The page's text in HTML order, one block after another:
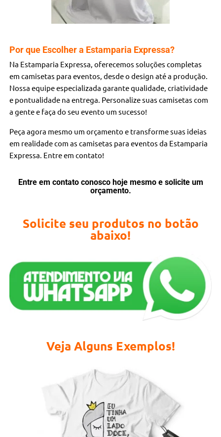
Por que Escolher a Estamparia Expressa?
Na Estamparia Expressa, oferecemos soluções completas
em camisetas para eventos, desde o design até a produção.
Nossa equipe especializada garante qualidade, criatividade
e pontualidade na entrega. Personalize suas camisetas com
a gente e faça do seu evento um sucesso!
Peça agora mesmo um orçamento e transforme suas ideias
em realidade com as camisetas para eventos da Estamparia
Expressa. Entre em contato!
Entre em contato conosco hoje mesmo e solicite um
orçamento.
Solicite seu produtos no botão
abaixo!
Veja Alguns Exemplos!